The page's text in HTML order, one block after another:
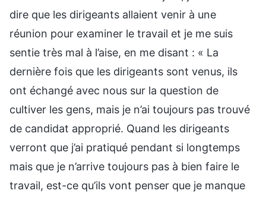
dire que les dirigeants allaient venir à une
réunion pour examiner le travail et je me suis
sentie très mal à l’aise, en me disant : « La
dernière fois que les dirigeants sont venus, ils
ont échangé avec nous sur la question de
cultiver les gens, mais je n’ai toujours pas trouvé
de candidat approprié. Quand les dirigeants
verront que j’ai pratiqué pendant si longtemps
mais que je n’arrive toujours pas à bien faire le
travail, est-ce qu’ils vont penser que je manque